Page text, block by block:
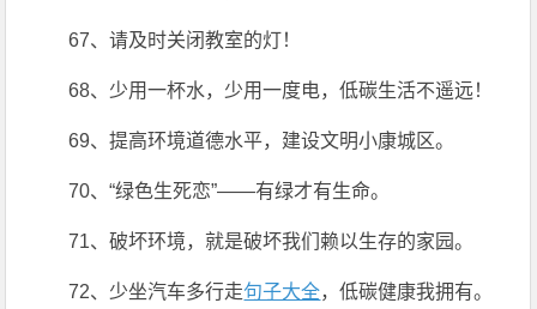
67、请及时关闭教室的灯！
68、少用一杯水，少用一度电，低碳生活不遥远！
69、提高环境道德水平，建设文明小康城区。
70、“绿色生死恋”——有绿才有生命。
71、破坏环境，就是破坏我们赖以生存的家园。
72、少坐汽车多行走句子大全，低碳健康我拥有。